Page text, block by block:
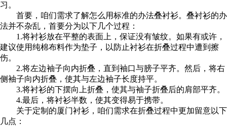
习。
首要，咱们需求了解怎么用标准的办法叠衬衫。叠衬衫的办
法并不杂乱，首要分为以下几个过程：
1.将衬衫放在平整的表面上，保证没有皱纹。如果有或许，
建议使用纯棉布料作为垫子，以防止衬衫在折叠过程中遭到擦
伤。
2.将左边袖子向内折叠，直到袖口与膀子平齐。然后，将右
侧袖子向内折叠，使其与左边袖子长度持平。
3.将衬衫的下摆向上折叠，使其与袖子折叠后的肩部平齐。
4.最后，将衬衫半数，使其变得易于携带。
关于定制的厦门衬衫，咱们需求在折叠过程中更加留意以下
几点：